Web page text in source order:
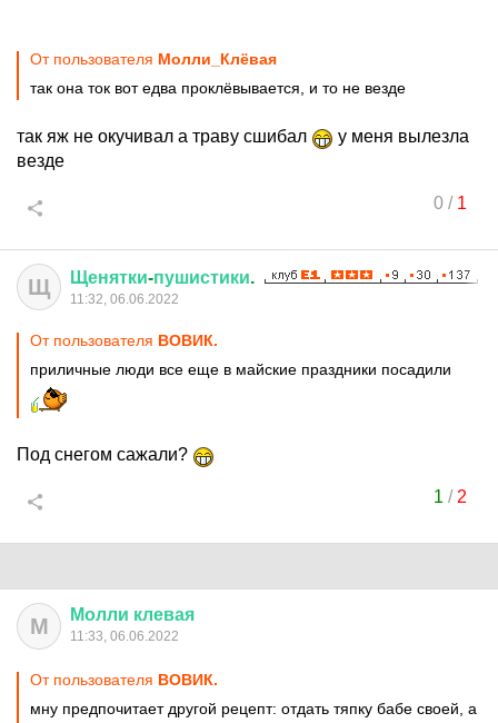
От пользователя Молли_Клёвая
так она ток вот едва проклёвывается, и то не везде
так яж не окучивал а траву сшибал
у меня вылезла
везде
0/ 1
Щ Щенятки-пушистики.
11:32, 06.06.2022
От пользователя ВОВИК.
приличные люди все еще в майские праздники посадили
Под снегом сажали?
1 / 2
М Молли клевая
11:33, 06.06.2022
От пользователя ВОВИК.
мну предпочитает другой рецепт: отдать тяпку бабе своей, а